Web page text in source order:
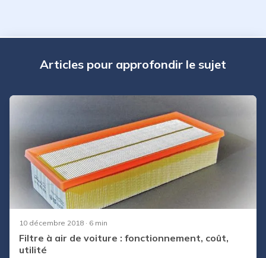
Articles pour approfondir le sujet
10 décembre 2018 · 6 min
Filtre à air de voiture : fonctionnement, coût,
utilité